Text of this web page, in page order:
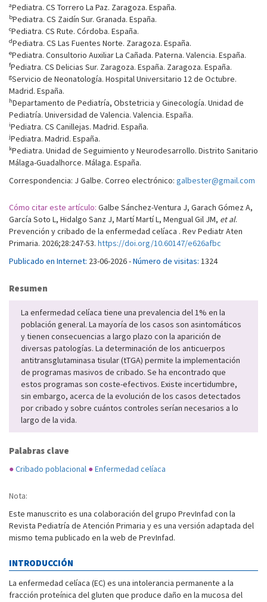
aPediatra. CS Torrero La Paz. Zaragoza. España.
bPediatra. CS Zaidín Sur. Granada. España.
cPediatra. CS Rute. Córdoba. España.
dPediatra. CS Las Fuentes Norte. Zaragoza. España.
ePediatra. Consultorio Auxiliar La Cañada. Paterna. Valencia. España.
fPediatra. CS Delicias Sur. Zaragoza. España. Zaragoza. España.
gServicio de Neonatología. Hospital Universitario 12 de Octubre.
Madrid. España.
hDepartamento de Pediatría, Obstetricia y Ginecología. Unidad de
Pediatría. Universidad de Valencia. Valencia. España.
iPediatra. CS Canillejas. Madrid. España.
jPediatra. Madrid. España.
kPediatra. Unidad de Seguimiento y Neurodesarrollo. Distrito Sanitario
Málaga-Guadalhorce. Málaga. España.
Correspondencia: J Galbe. Correo electrónico: galbester@gmail.com
Cómo citar este artículo: Galbe Sánchez-Ventura J, Garach Gómez A,
García Soto L, Hidalgo Sanz J, Martí Martí L, Mengual Gil JM, et al.
Prevención y cribado de la enfermedad celíaca . Rev Pediatr Aten
Primaria. 2026;28:247-53. https://doi.org/10.60147/e626afbc
Publicado en Internet: 23-06-2026 -Número de visitas: 1324
Resumen
La enfermedad celíaca tiene una prevalencia del 1% en la
población general. La mayoría de los casos son asintomáticos
y tienen consecuencias a largo plazo con la aparición de
diversas patologías. La determinación de los anticuerpos
antitransglutaminasa tisular (tTGA) permite la implementación
de programas masivos de cribado. Se ha encontrado que
estos programas son coste-efectivos. Existe incertidumbre,
sin embargo, acerca de la evolución de los casos detectados
por cribado y sobre cuántos controles serían necesarios a lo
largo de la vida.
Palabras clave
●Cribado poblacional ●Enfermedad celíaca
Nota:
Este manuscrito es una colaboración del grupo PrevInfad con la
Revista Pediatría de Atención Primaria y es una versión adaptada del
mismo tema publicado en la web de PrevInfad.
INTRODUCCIÓN
La enfermedad celíaca (EC) es una intolerancia permanente a la
fracción proteínica del gluten que produce daño en la mucosa del